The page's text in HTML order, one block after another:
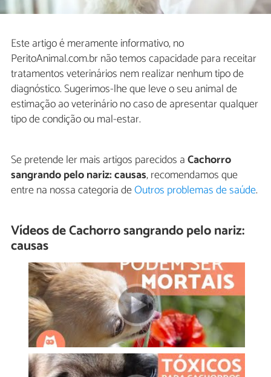
Este artigo é meramente informativo, no
PeritoAnimal.com.br não temos capacidade para receitar
tratamentos veterinários nem realizar nenhum tipo de
diagnóstico. Sugerimos-lhe que leve o seu animal de
estimação ao veterinário no caso de apresentar qualquer
tipo de condição ou mal-estar.
Se pretende ler mais artigos parecidos aCachorro
sangrando pelo nariz: causas, recomendamos que
entre na nossa categoria deOutros problemas de saúde.
Vídeos de Cachorro sangrando pelo nariz:
causas